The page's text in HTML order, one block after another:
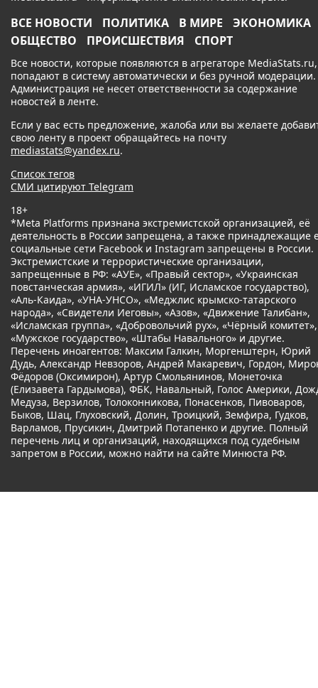
ВСЕ НОВОСТИ ПОЛИТИКА В МИРЕ
ЭКОНОМИКА
ОБЩЕСТВО
ПРОИСШЕСТВИЯ СПОРТ
Все новости, которые появляются в агрегаторе MediaStats.ru,
попадают в систему автоматически и без ручной модерации.
Администрация не несет ответственности за содержание
новостей в ленте.
Если у вас есть предложение, жалоба или вы желаете
свою ленту в проект обращайтесь на почту
mediastats@yandex.ru.
Список тегов
СМИ цитируют Telegram
18+
*Meta Platforms признана экстремистской организацией, её
деятельность в России запрещена, а также принадлежащие
социальные сети Facebook и Instagram запрещены в России.
Экстремистские и террористические организации,
запрещенные в РФ: «АУЕ», «Правый сектор», «Украинская
повстанческая армия», «ИГИЛ» (ИГ, Исламское государство),
«Аль-Каида», «УНА-УНСО», «Меджлис крымско-татарского
народа», «Свидетели Иеговы», «Азов», «Движение Талибан»,
«Исламская группа», «Добровольчий рух», «Чёрный комитет»,
«Мужское государство», «Штабы Навального» и другие.
Перечень иноагентов: Максим Галкин, Моргенштерн, Юрий
Дудь, Александр Невзоров, Андрей Макаревич, Гордон,
Фёдоров (Оксимирон), Артур Смольянинов, Монеточка
(Елизавета Гардымова), ФБК, Навальный, Голос Америки,
Медуза, Верзилов, Толоконникова, Понасенков, Пивоваров,
Быков, Шац, Глуховский, Долин, Троицкий, Земфира, Гудков,
Варламов, Прусикин, Дмитрий Потапенко и другие. Полный
перечень лиц и организаций, находящихся под судебным
запретом в России, можно найти на сайте Минюста РФ.